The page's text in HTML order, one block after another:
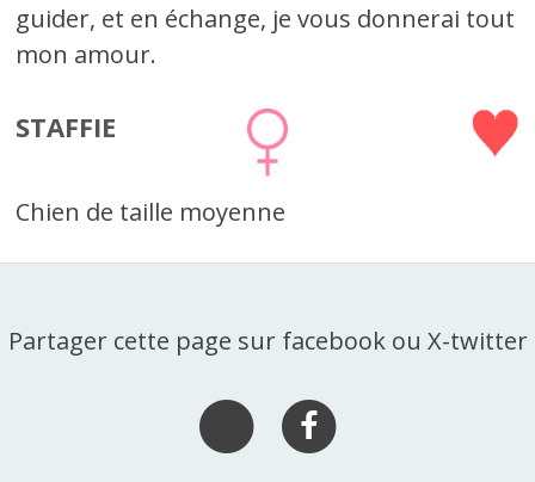
guider, et en échange, je vous donnerai tout
mon amour.
STAFFIE
Chien de taille moyenne
Partager cette page sur facebook ou X-twitter